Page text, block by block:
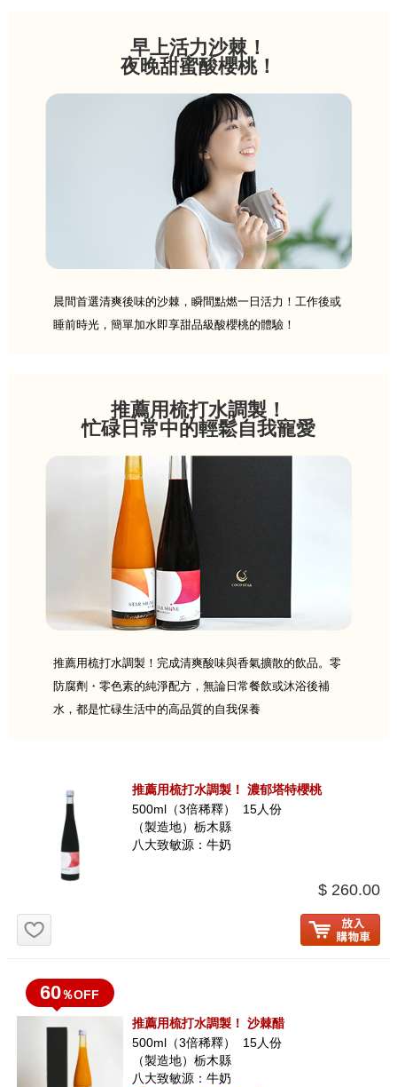
早上活力沙棘！
夜晚甜蜜酸櫻桃！
晨間首選清爽後味的沙棘，瞬間點燃一日活力！工作後或
睡前時光，簡單加水即享甜品級酸櫻桃的體驗！
推薦用梳打水調製！
忙碌日常中的輕鬆自我寵愛
推薦用梳打水調製！完成清爽酸味與香氣擴散的飲品。零
防腐劑・零色素的純淨配方，無論日常餐飲或沐浴後補
水，都是忙碌生活中的高品質的自我保養
推薦用梳打水調製！ 濃郁塔特櫻桃
500ml（3倍稀釋） 15人份
（製造地）栃木縣
八大致敏源：牛奶
$ 260.00
60％OFF
推薦用梳打水調製！ 沙棘醋
500ml（3倍稀釋） 15人份
（製造地）栃木縣
八大致敏源：牛奶